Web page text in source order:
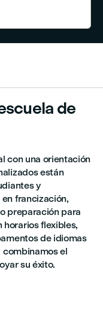
de
con una orientación
están
y
francización,
preparación para
horarios flexibles,
de idiomas
el
su éxito.